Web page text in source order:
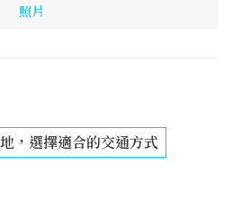
照片
，選擇適合的交通方式